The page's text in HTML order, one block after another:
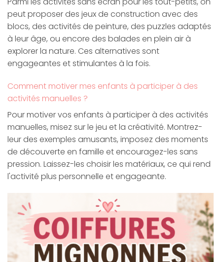
peut proposer des jeux de construction avec des
blocs, des activités de peinture, des puzzles adaptés
à leur âge, ou encore des balades en plein air à
explorer la nature. Ces alternatives sont
engageantes et stimulantes à la fois.
Comment motiver mes enfants à participer à des
activités manuelles ?
Pour motiver vos enfants à participer à des activités
manuelles, misez sur le jeu et la créativité. Montrez-
leur des exemples amusants, imposez des moments
de découverte en famille et encouragez-les sans
pression. Laissez-les choisir les matériaux, ce qui rend
l'activité plus personnelle et engageante.